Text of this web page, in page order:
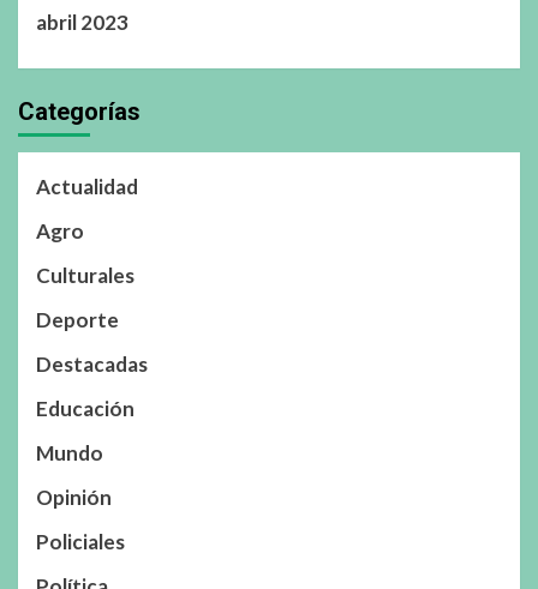
abril 2023
Categorías
Actualidad
Agro
Culturales
Deporte
Destacadas
Educación
Mundo
Opinión
Policiales